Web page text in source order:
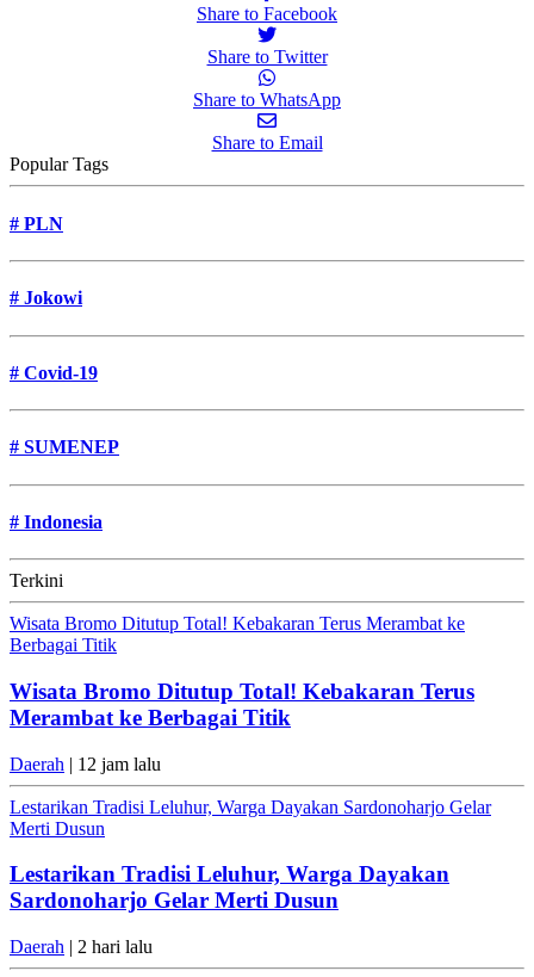
Share to Facebook
Share to Twitter
Share to WhatsApp
Share to Email
Popular Tags
# PLN
# Jokowi
# Covid-19
# SUMENEP
# Indonesia
Terkini
Wisata Bromo Ditutup Total! Kebakaran Terus Merambat ke
Berbagai Titik
Wisata Bromo Ditutup Total! Kebakaran Terus
Merambat ke Berbagai Titik
Daerah | 12 jam lalu
Lestarikan Tradisi Leluhur, Warga Dayakan Sardonoharjo Gelar
Merti Dusun
Lestarikan Tradisi Leluhur, Warga Dayakan
Sardonoharjo Gelar Merti Dusun
Daerah | 2 hari lalu